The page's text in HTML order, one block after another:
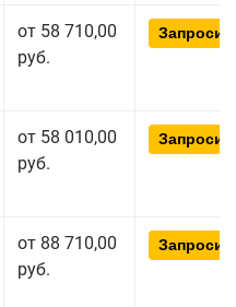
от 58 710,00
руб.
от 58 010,00
руб.
от 88 710,00
руб.